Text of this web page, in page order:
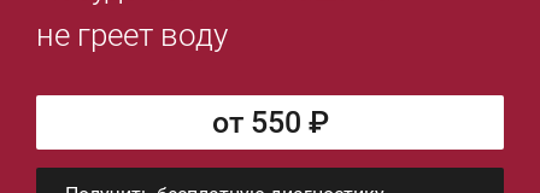
не греет воду
от 550 ₽